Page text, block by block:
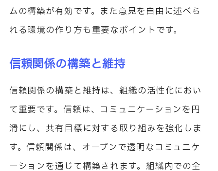
ムの構築が有効です。また意見を自由に述べら
れる環境の作り方も重要なポイントです。
信頼関係の構築と維持
信頼関係の構築と維持は、組織の活性化におい
て重要です。信頼は、コミュニケーションを円
滑にし、共有目標に対する取り組みを強化しま
す。信頼関係は、オープンで透明なコミュニケ
ーションを通じて構築されます。組織内での全